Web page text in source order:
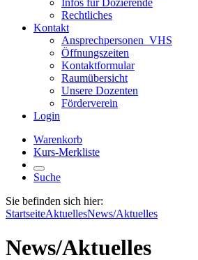
Rechtliches
Kontakt
Ansprechpersonen_VHS
Öffnungszeiten
Kontaktformular
Raumübersicht
Unsere Dozenten
Förderverein
Login
Warenkorb
Kurs-Merkliste
Suche
Sie befinden sich hier:
StartseiteAktuellesNews/Aktuelles
News/Aktuelles